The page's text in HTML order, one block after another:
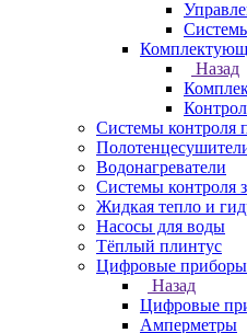
Назад
Системы контроля
Водонагреватели
Системы контроля
Жидкая тепло и
Насосы для воды
Тёплый плинтус
Цифровые приборы
Назад
Цифровые
Амперметры